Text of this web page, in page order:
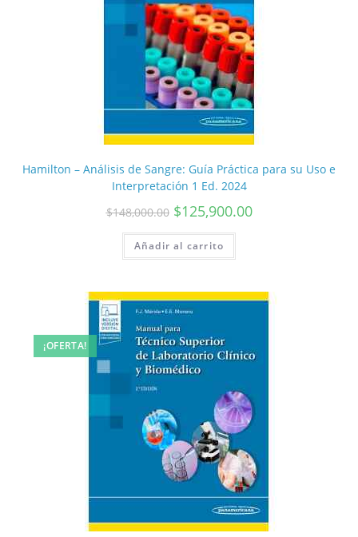
Hamilton – Análisis de Sangre: Guía Práctica para su Uso e
Interpretación 1 Ed. 2024
$148,000.00 $125,900.00
Añadir al carrito
¡OFERTA!